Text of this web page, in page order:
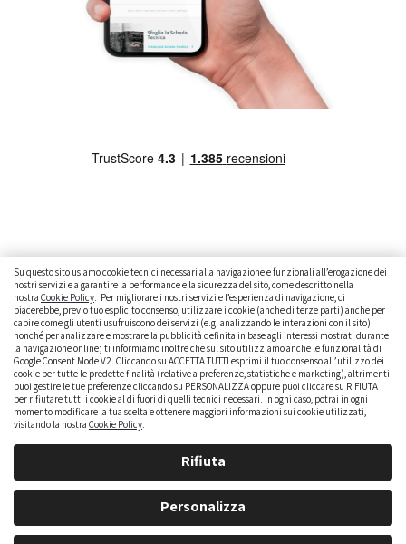
Su questo sito usiamo cookie tecnici necessari alla navigazione e funzionali all’erogazione dei
nostri servizi e a garantire la performance e la sicurezza del sito, come descritto nella
nostra Cookie Policy. Per migliorare i nostri servizi e l’esperienza di navigazione, ci
piacerebbe, previo tuo esplicito consenso, utilizzare i cookie (anche di terze parti) anche per
capire come gli utenti usufruiscono dei servizi (e.g. analizzando le interazioni con il sito)
nonché per analizzare e mostrare la pubblicità definita in base agli interessi mostrati durante
la navigazione online; ti informiamo inoltre che sul sito utilizziamo anche le funzionalità di
Google Consent Mode V2. Cliccando su ACCETTA TUTTI esprimi il tuo consenso all’utilizzo dei
cookie per tutte le predette finalità (relative a preferenze, statistiche e marketing), altrimenti
puoi gestire le tue preferenze cliccando su PERSONALIZZA oppure puoi cliccare su RIFIUTA
per rifiutare tutti i cookie al di fuori di quelli tecnici necessari. In ogni caso, potrai in ogni
momento modificare la tua scelta e ottenere maggiori informazioni sui cookie utilizzati,
visitando la nostra Cookie Policy.
Rifiuta
Personalizza
CAMBIARE AUTO
GUIDA ALL’ACQUISTO
GUIDE PRATICHE
CURIOSITÀ
DATI ALLA MANO
DICE LA LEGGE
PARLIAMO DI NOI
brumbrum S.p.A. - Partita IVA: IT 09323210964 - Numero REA: MI - 2083307 - Capitale Sociale: Euro